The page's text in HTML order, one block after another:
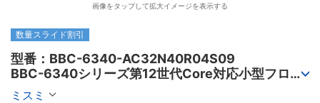
画像をタップして拡大イメージを表示する
数量スライド割引
型番：BBC-6340-AC32N40R04S09
BBC-6340シリーズ第12世代Core対応小型フロア
マウントPC2PCI/2PCIe
ミスミ